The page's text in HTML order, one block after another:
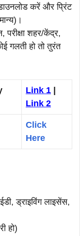
करें और प्रिंट
शहर/केंद्र,
गलती हो तो तुरंत
Link 1 |
Link 2
Click
Here
ड्राइविंग लाइसेंस,
हो)